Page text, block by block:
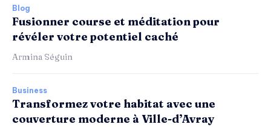
Blog
Fusionner course et méditation pour
révéler votre potentiel caché
Armina Séguin
Business
Transformez votre habitat avec une
couverture moderne à Ville-d’Avray